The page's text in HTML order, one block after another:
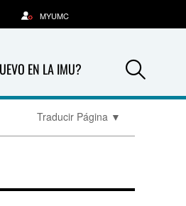
EN LA IMU?
MYUMC
Traducir Página ▼